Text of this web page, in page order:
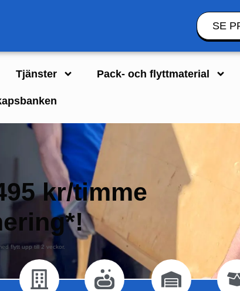
SE
Tjänster Pack- och flyttmaterial
kr/timme
flytt upp till 2 veckor.